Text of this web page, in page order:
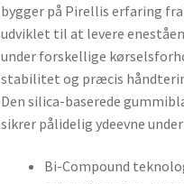
bygger på Pirellis erfaring
udviklet til at levere
under forskellige
stabilitet og præcis
Den silica-baserede
sikrer pålidelig ydeevne
Bi-Compound